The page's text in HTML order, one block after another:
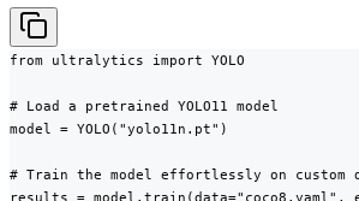
from ultralytics import YOLO
# Load a pretrained YOLO11 model
model = YOLO("yolo11n.pt")
# Train the model effortlessly on custom
results = model.train(data="coco8.yaml",